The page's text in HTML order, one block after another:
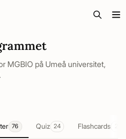
MGBIO på Umeå universitet,
76 Quiz 24 Flashcards